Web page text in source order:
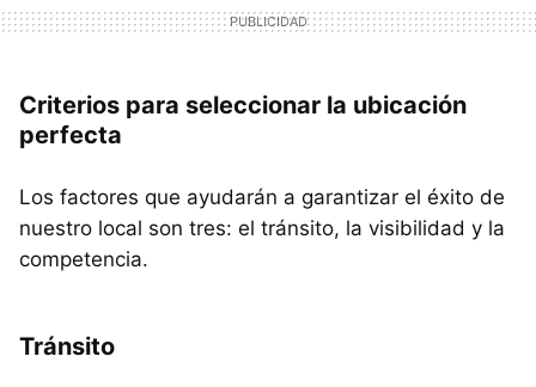
Criterios para seleccionar la ubicación
perfecta
Los factores que ayudarán a garantizar el éxito de
nuestro local son tres: el tránsito, la visibilidad y la
competencia.
Tránsito